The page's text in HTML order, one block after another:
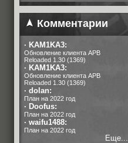
Комментарии
· KAM1KA3:
Обновление клиента APB
Reloaded 1.30 (1369)
· KAM1KA3:
Обновление клиента APB
Reloaded 1.30 (1369)
· dolan:
План на 2022 год
· Doofus:
План на 2022 год
· waifu1488:
План на 2022 год
Еще...